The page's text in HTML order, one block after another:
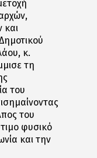
κ.
τη
του
του
φυσικό
και την